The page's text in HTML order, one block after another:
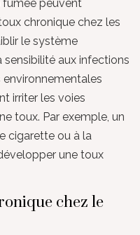
fumée peuvent
chronique chez les
le système
aux infections
irriter les voies
toux. Par exemple, un
cigarette ou à la
une toux
chez le